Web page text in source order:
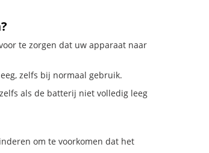
te zorgen dat uw apparaat naar
zelfs bij normaal gebruik.
zelfs als de batterij niet volledig leeg
om te voorkomen dat het